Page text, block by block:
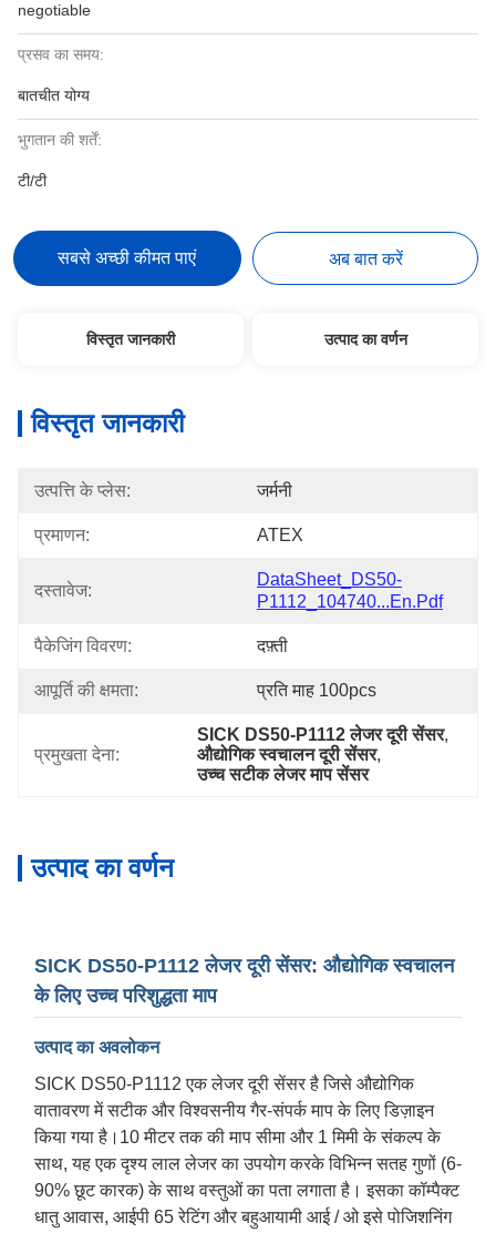
negotiable
प्रसव का समय:
बातचीत योग्य
भुगतान की शर्तें:
टी/टी
सबसे अच्छी कीमत पाएं अब बात करें
विस्तृत जानकारी उत्पाद का वर्णन
विस्तृत जानकारी
उत्पत्ति के प्लेस: जर्मनी
प्रमाणन: ATEX
दस्तावेज:
DataSheet_DS50-
P1112_104740...en.pdf
पैकेजिंग विवरण: दफ़्ती
आपूर्ति की क्षमता: प्रति माह 100pcs
प्रमुखता देना:
SICK DS50-P1112 लेजर दूरी सेंसर,
औद्योगिक स्वचालन दूरी सेंसर,
उच्च सटीक लेजर माप सेंसर
उत्पाद का वर्णन
SICK DS50-P1112 लेजर दूरी सेंसर: औद्योगिक स्वचालन
के लिए उच्च परिशुद्धता माप
उत्पाद का अवलोकन
SICK DS50-P1112 एक लेजर दूरी सेंसर है जिसे औद्योगिक
वातावरण में सटीक और विश्वसनीय गैर-संपर्क माप के लिए डिज़ाइन
किया गया है।10 मीटर तक की माप सीमा और 1 मिमी के संकल्प के
साथ, यह एक दृश्य लाल लेजर का उपयोग करके विभिन्न सतह गुणों (6-
90% छूट कारक) के साथ वस्तुओं का पता लगाता है। इसका कॉम्पैक्ट
धातु आवास, आईपी 65 रेटिंग और बहुआयामी आई / ओ इसे पोजिशनिंग